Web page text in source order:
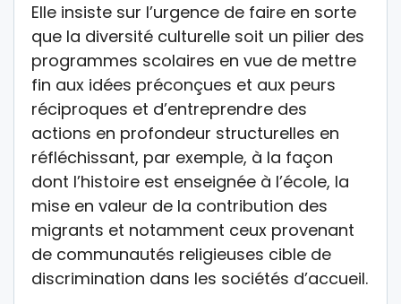
Elle insiste sur l’urgence de faire en sorte
que la diversité culturelle soit un pilier des
programmes scolaires en vue de mettre
fin aux idées préconçues et aux peurs
réciproques et d’entreprendre des
actions en profondeur structurelles en
réfléchissant, par exemple, à la façon
dont l’histoire est enseignée à l’école, la
mise en valeur de la contribution des
migrants et notamment ceux provenant
de communautés religieuses cible de
discrimination dans les sociétés d’accueil.